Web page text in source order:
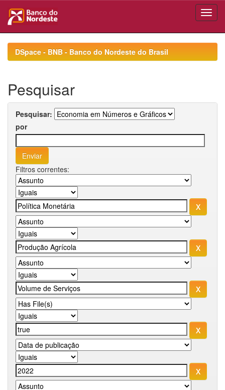
navigationDSpace - BNB - Banco do Nordeste do Brasil
Pesquisar
Pesquisar:
por
Filtros correntes: